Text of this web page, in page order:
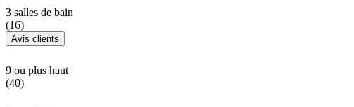
3 salles de bain
(16)
Avis clients
9 ou plus haut
(40)